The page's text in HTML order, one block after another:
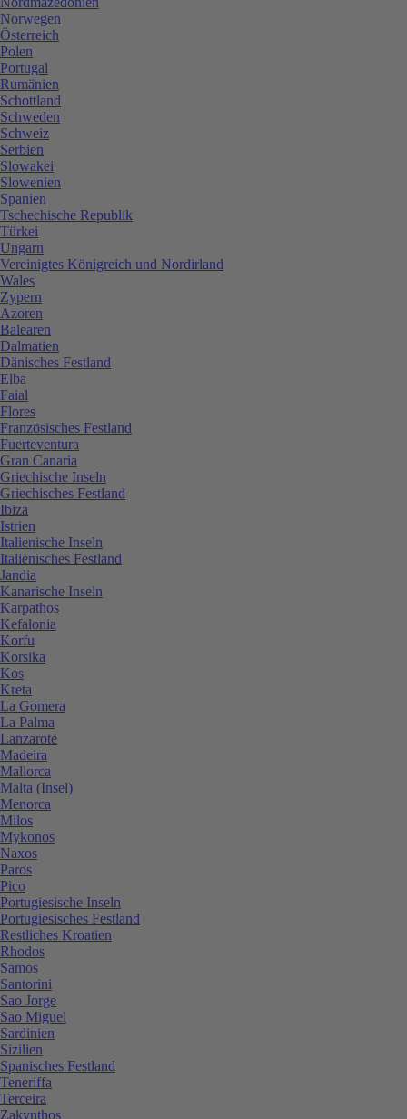
Norwegen
Österreich
Polen
Portugal
Rumänien
Schottland
Schweden
Schweiz
Serbien
Slowakei
Slowenien
Spanien
Tschechische Republik
Türkei
Ungarn
Vereinigtes Königreich und Nordirland
Wales
Zypern
Azoren
Balearen
Dalmatien
Dänisches Festland
Elba
Faial
Flores
Französisches Festland
Fuerteventura
Gran Canaria
Griechische Inseln
Griechisches Festland
Ibiza
Istrien
Italienische Inseln
Italienisches Festland
Jandia
Kanarische Inseln
Karpathos
Kefalonia
Korfu
Korsika
Kos
Kreta
La Gomera
La Palma
Lanzarote
Madeira
Mallorca
Malta (Insel)
Menorca
Milos
Mykonos
Naxos
Paros
Pico
Portugiesische Inseln
Portugiesisches Festland
Restliches Kroatien
Rhodos
Samos
Santorini
Sao Jorge
Sao Miguel
Sardinien
Sizilien
Spanisches Festland
Teneriffa
Terceira
Zakynthos